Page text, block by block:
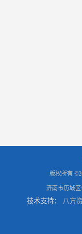
版权所有
济南市历城
技术支持： 八方